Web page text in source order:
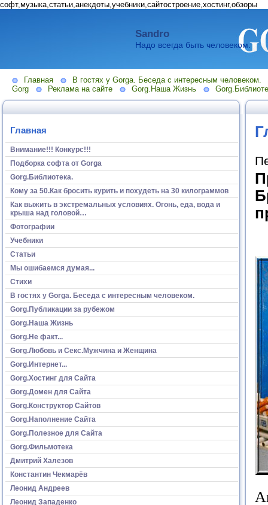
софт,музыка,статьи,анекдоты,учебники,сайтостроение,хостинг,обзоры
Sandro
Надо всегда быть человеком.
Главная
В гостях у Gorga. Беседа с интересным человеком.
Gorg
Реклама на сайте Gorg.Наша Жизнь
Главная
Внимание!!! Конкурс!!!
Подборка софта от Gorga
Gorg.Библиотека.
Кому за 50.Как бросить курить и похудеть на 30 килограммов
Как выжить в экстремальных условиях. Огонь, еда, вода и
крыша над головой…
Фотографии
Учебники
Статьи
Мы ошибаемся думая...
Стихи
В гостях у Gorga. Беседа с интересным человеком.
Gorg.Публикации за рубежом
Gorg.Наша Жизнь
Gorg.Не факт...
Gorg.Любовь и Секс.Мужчина и Женщина
Gorg.Интернет...
Gorg.Хостинг для Сайта
Gorg.Домен для Сайта
Gorg.Конструктор Сайтов
Gorg.Наполнение Сайта
Gorg.Полезное для Сайта
Gorg.Фильмотека
Дмитрий Халезов
Константин Чекмарёв
Леонид Андреев
Леонид Западенко